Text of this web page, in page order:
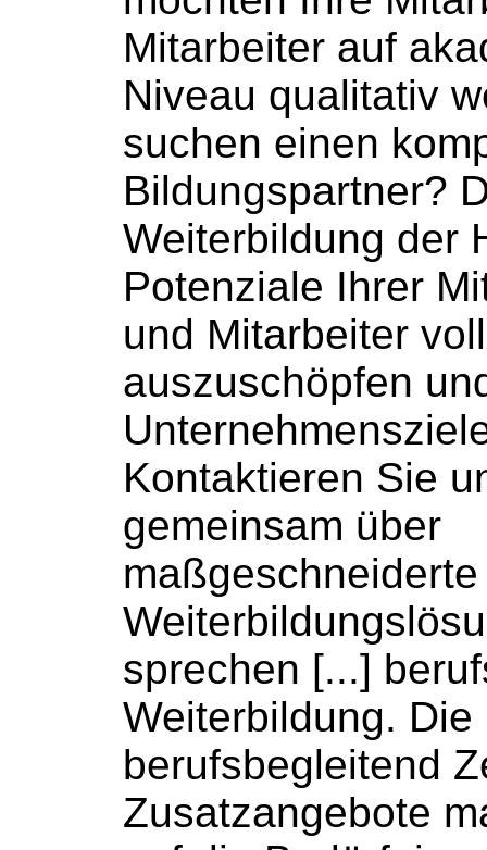
Mitarbeiter auf
Niveau qualitativ
suchen einen
Bildungspartner?
Weiterbildung der
Potenziale Ihrer
und Mitarbeiter voll
auszuschöpfen
Kontaktieren Sie
gemeinsam über
maßgeschneiderte
sprechen [...]
Weiterbildung. Die
berufsbegleitend
Zusatzangebote